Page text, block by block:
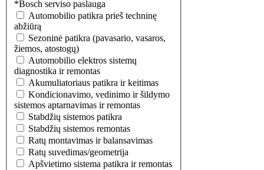
*Bosch serviso paslauga
abžiūrą
žiemos, atostogų)
diagnostika ir remontas
Akumuliatoriaus patikra ir keitimas
sistemos aptarnavimas ir remontas
Stabdžių sistemos patikra
Stabdžių sistemos remontas
Ratų montavimas ir balansavimas
Ratų suvedimas/geometrija
Apšvietimo sistema patikra ir remontas